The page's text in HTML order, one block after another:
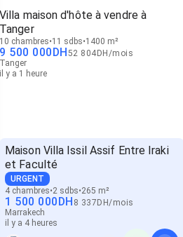
Villa maison d'hôte à vendre à
Tanger
10 chambres 11 sdbs 1400 m²
9 500 000 DH 52 804 DH /mois
Tanger
il y a 1 heure
Maison Villa Issil Assif Entre Iraki
et Faculté
URGENT
4 chambres 2 sdbs 265 m²
1 500 000 DH 8 337 DH/mois
Marrakech
il y a 4 heures